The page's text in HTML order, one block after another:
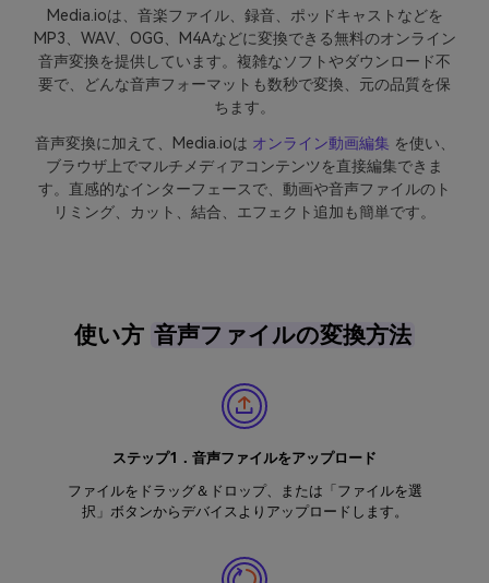
Media.ioは、音楽ファイル、録音、ポッドキャストなどを
MP3、WAV、OGG、M4Aなどに変換できる無料のオンライン
音声変換を提供しています。複雑なソフトやダウンロード不
要で、どんな音声フォーマットも数秒で変換、元の品質を保
ちます。
音声変換に加えて、Media.ioは オンライン動画編集 を使い、
ブラウザ上でマルチメディアコンテンツを直接編集できま
す。直感的なインターフェースで、動画や音声ファイルのト
リミング、カット、結合、エフェクト追加も簡単です。
使い方 音声ファイルの変換方法
ステップ1．音声ファイルをアップロード
ファイルをドラッグ＆ドロップ、または「ファイルを選
択」ボタンからデバイスよりアップロードします。